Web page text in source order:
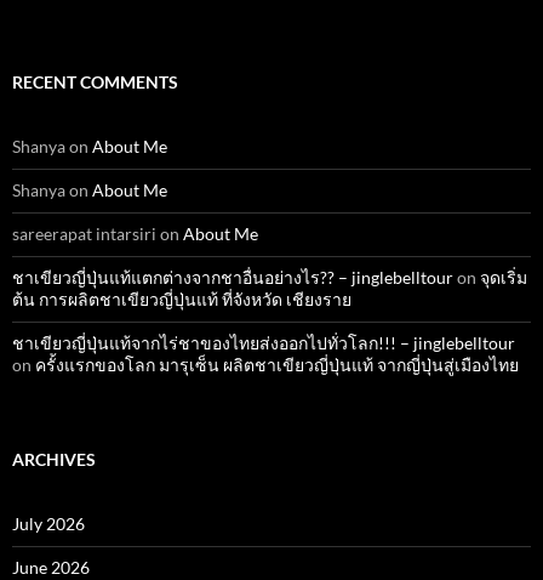
RECENT COMMENTS
Shanyaon About Me
Shanyaon About Me
sareerapat intarsiri on About Me
ชาเขียวญี่ปุ่นแท้แตกต่างจากชาอื่นอย่างไร?? – jinglebelltouron จุดเริ่ม
ต้น การผลิตชาเขียวญี่ปุ่นแท้ ที่จังหวัด เชียงราย
ชาเขียวญี่ปุ่นแท้จากไร่ชาของไทยส่งออกไปทั่วโลก!!! – jinglebelltour
on ครั้งแรกของโลก มารุเซ็น ผลิตชาเขียวญี่ปุ่นแท้ จากญี่ปุ่นสู่เมืองไทย
ARCHIVES
July 2026
June 2026